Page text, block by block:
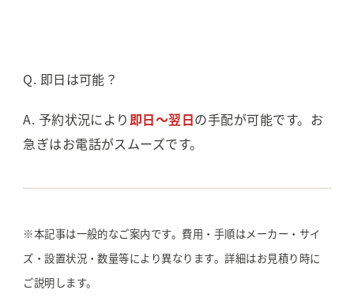
Q. 即日は可能？
A. 予約状況により 即日〜翌日の手配が可能です。お
急ぎはお電話がスムーズです。
※本記事は一般的なご案内です。費用・手順はメーカー・サイ
ズ・設置状況・数量等により異なります。詳細はお見積り時に
ご説明します。